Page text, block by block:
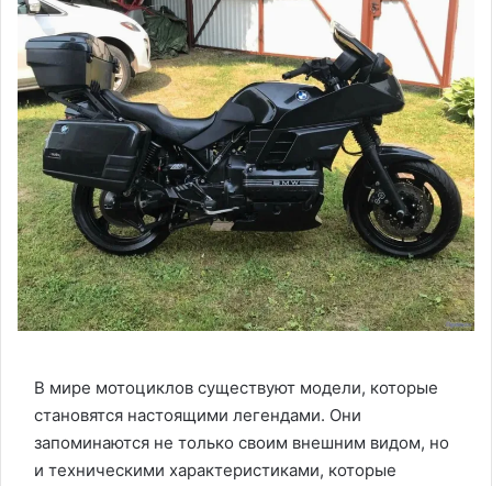
В мире мотоциклов существуют модели, которые
становятся настоящими легендами. Они
запоминаются не только своим внешним видом, но
и техническими характеристиками, которые